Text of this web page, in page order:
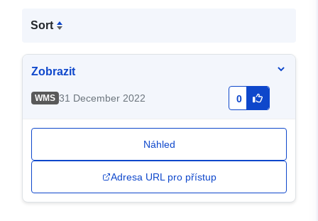
Sort
Zobrazit
WMS 31 December 2022 0
Náhled
Adresa URL pro přístup